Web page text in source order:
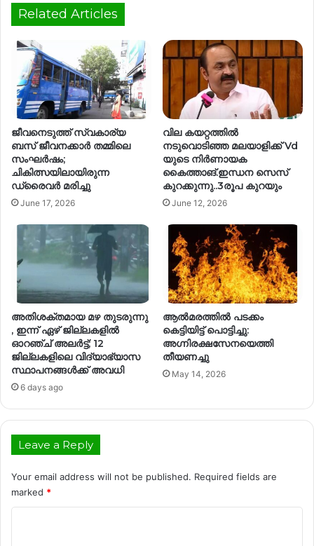
Related Articles
ജീവനെടുത്ത് സ്വകാര്യ
ബസ് ജീവനക്കാർ തമ്മിലെ
സംഘർഷം;
ചികിത്സയിലായിരുന്ന
ഡ്രൈവർ മരിച്ചു
June 17, 2026
വില കയറ്റത്തിൽ
നടുവൊടിഞ്ഞ മലയാളിക്ക് Vd
യുടെ നിർണായക
കൈത്താങ്.ഇന്ധന സെസ്
കുറക്കുന്നു..3രൂപ കുറയും
June 12, 2026
അതിശക്തമായ മഴ തുടരുന്നു
, ഇന്ന് ഏഴ് ജില്ലകളില്‍
ഓറഞ്ച് അലര്‍ട്ട്; 12
ജില്ലകളിലെ വിദ്യാഭ്യാസ
സ്ഥാപനങ്ങൾക്ക് അവധി
6 days ago
ആൽമരത്തിൽ പടക്കം
കെട്ടിയിട്ട് പൊട്ടിച്ചു:
അഗ്നിരക്ഷസേനയെത്തി
തീയണച്ചു
May 14, 2026
Leave a Reply
Your email address will not be published. Required fields are
marked *